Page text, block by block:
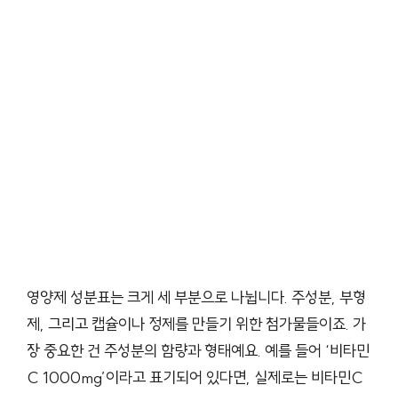
영양제 성분표는 크게 세 부분으로 나뉩니다. 주성분, 부형
제, 그리고 캡슐이나 정제를 만들기 위한 첨가물들이죠. 가
장 중요한 건 주성분의 함량과 형태예요. 예를 들어 ‘비타민
C 1000mg’이라고 표기되어 있다면, 실제로는 비타민C